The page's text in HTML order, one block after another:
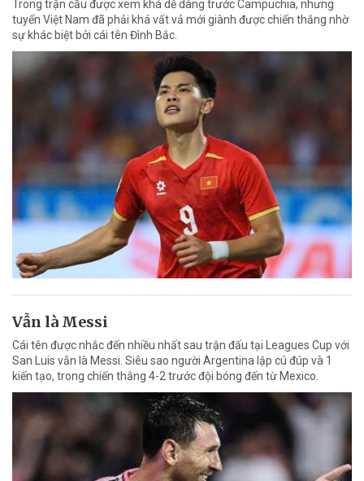
Trong trận cầu được xem khá dễ dàng trước Campuchia, nhưng
tuyển Việt Nam đã phải khá vất vả mới giành được chiến thắng nhờ
sự khác biệt bởi cái tên Đình Bắc.
Vẫn là Messi
Cái tên được nhắc đến nhiều nhất sau trận đấu tại Leagues Cup với
San Luis vẫn là Messi. Siêu sao người Argentina lập cú đúp và 1
kiến tạo, trong chiến thắng 4-2 trước đội bóng đến từ Mexico.